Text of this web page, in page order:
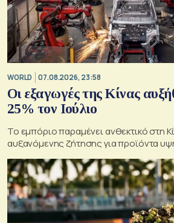
WORLD 07.08.2026, 23:58
Οι εξαγωγές της Κίνας
25% τον Ιούλιο
Το εμπόριο παραμένει ανθεκτικό στη
αυξανόμενης ζήτησης για προϊόντα